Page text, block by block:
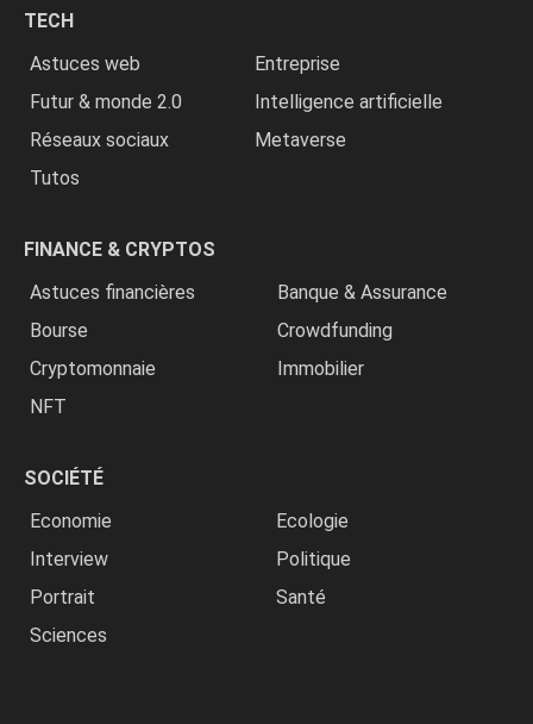
TECH
Astuces web
Entreprise
Futur & monde 2.0
Intelligence artificielle
Réseaux sociaux
Metaverse
Tutos
FINANCE & CRYPTOS
Astuces financières
Banque & Assurance
Bourse
Crowdfunding
Cryptomonnaie
Immobilier
NFT
SOCIÉTÉ
Economie
Ecologie
Interview
Politique
Portrait
Santé
Sciences